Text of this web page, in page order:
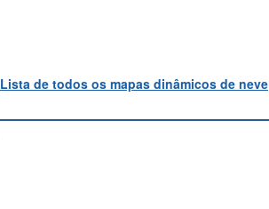
Lista de todos os mapas dinâmicos de neve